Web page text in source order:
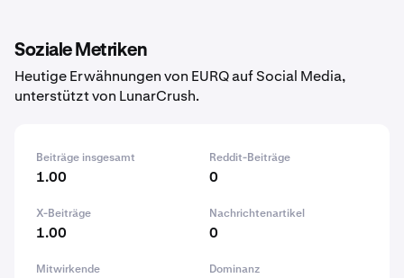
Soziale Metriken
Heutige Erwähnungen von EURQ auf Social Media,
unterstützt von LunarCrush.
Beiträge insgesamt
1.00
Reddit-Beiträge
0
X-Beiträge
1.00
Nachrichtenartikel
0
Mitwirkende Dominanz